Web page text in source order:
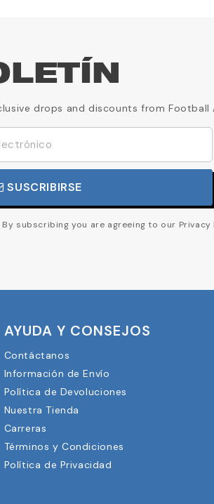
drops and discounts from Football
SUSCRIBIRSE
subscribing you are agreeing to our Privacy
AYUDA Y CONSEJOS
Contáctanos
Información de Envío
Política de Devoluciones
Nuestra Tienda
Carreras
Términos y Condiciones
Política de Privacidad